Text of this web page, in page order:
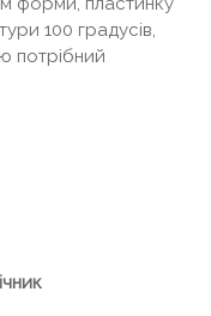
100 градусів,
потрібний